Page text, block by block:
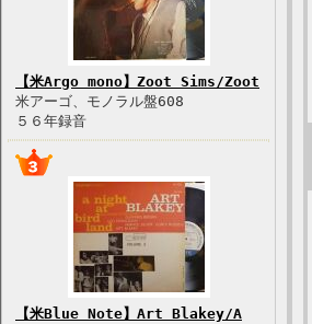
【米Argo mono】Zoot Sims/Zoot
米アーゴ、モノラル盤608
５６年録音
【米Blue Note】Art Blakey/A